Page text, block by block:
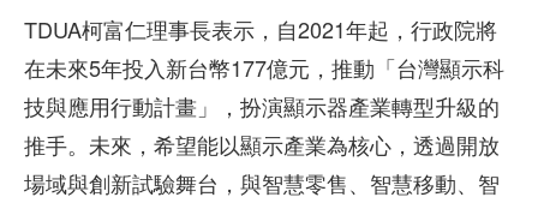
TDUA柯富仁理事長表示，自2021年起，行政院將
在未來5年投入新台幣177億元，推動「台灣顯示科
技與應用行動計畫」，扮演顯示器產業轉型升級的
推手。未來，希望能以顯示產業為核心，透過開放
場域與創新試驗舞台，與智慧零售、智慧移動、智